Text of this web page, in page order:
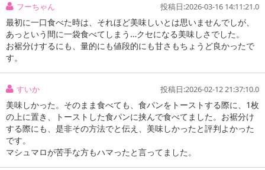
注意事項
フーちゃん 投稿日:2026-03-16 14:11:21.0
最初に一口食べた時は、それほど美味しいとは思いませんでしが、
あっという間に一袋食べてしまう…クセになる美味しさでした。
お裾分けするにも、量的にも値段的にも甘さもちょうど良かったで
す。
すいか 投稿日:2026-02-12 21:37:10.0
美味しかった。そのまま食べても、食パンをトーストする際に、1枚
の上に置き、トーストした食パンに挟んで食べてました。お裾分け
する際にも、是非その方法でと伝え、美味しかったと評判よかった
です。
マシュマロが苦手な方もハマったと言ってました。